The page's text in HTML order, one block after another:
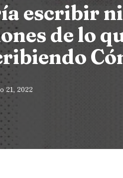
escribir
de lo
21, 2022